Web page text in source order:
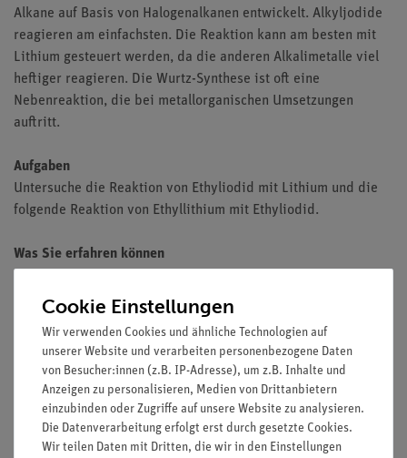
Alkane auf Basis von Halogenalkanen entwickelt. Alkyljodide
reagieren am einfachsten. Die Reaktion kann am besten mit
Lithium gesteuert werden, da die anderen Alkalimetalle viel
heftiger reagieren. Die Wurtz-Synthese ist oft eine
Nebenreaktion, die bei metallorganischen Umsetzungen
auftritt.
Aufgaben
Untersuche die Reaktion von Ethyliodid mit Lithium und die
folgende Reaktion von Ethyllithium mit Ethyliodid.
Was Sie erfahren können
Lithium-Organyle
Wurtz-Synthese
Organometallische Verbindungen
Vorteile
Cookie Einstellungen
Wir verwenden Cookies und ähnliche Technologien auf
unserer Website und verarbeiten personenbezogene Daten
von Besucher:innen (z.B. IP-Adresse), um z.B. Inhalte und
Anzeigen zu personalisieren, Medien von Drittanbietern
einzubinden oder Zugriffe auf unsere Website zu analysieren.
Die Datenverarbeitung erfolgt erst durch gesetzte Cookies.
Wir teilen Daten mit Dritten, die wir in den Einstellungen